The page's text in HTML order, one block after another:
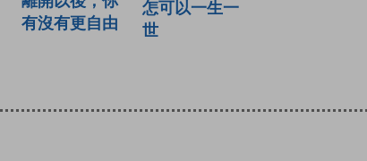
有沒有更自由
怎可以一生一
世